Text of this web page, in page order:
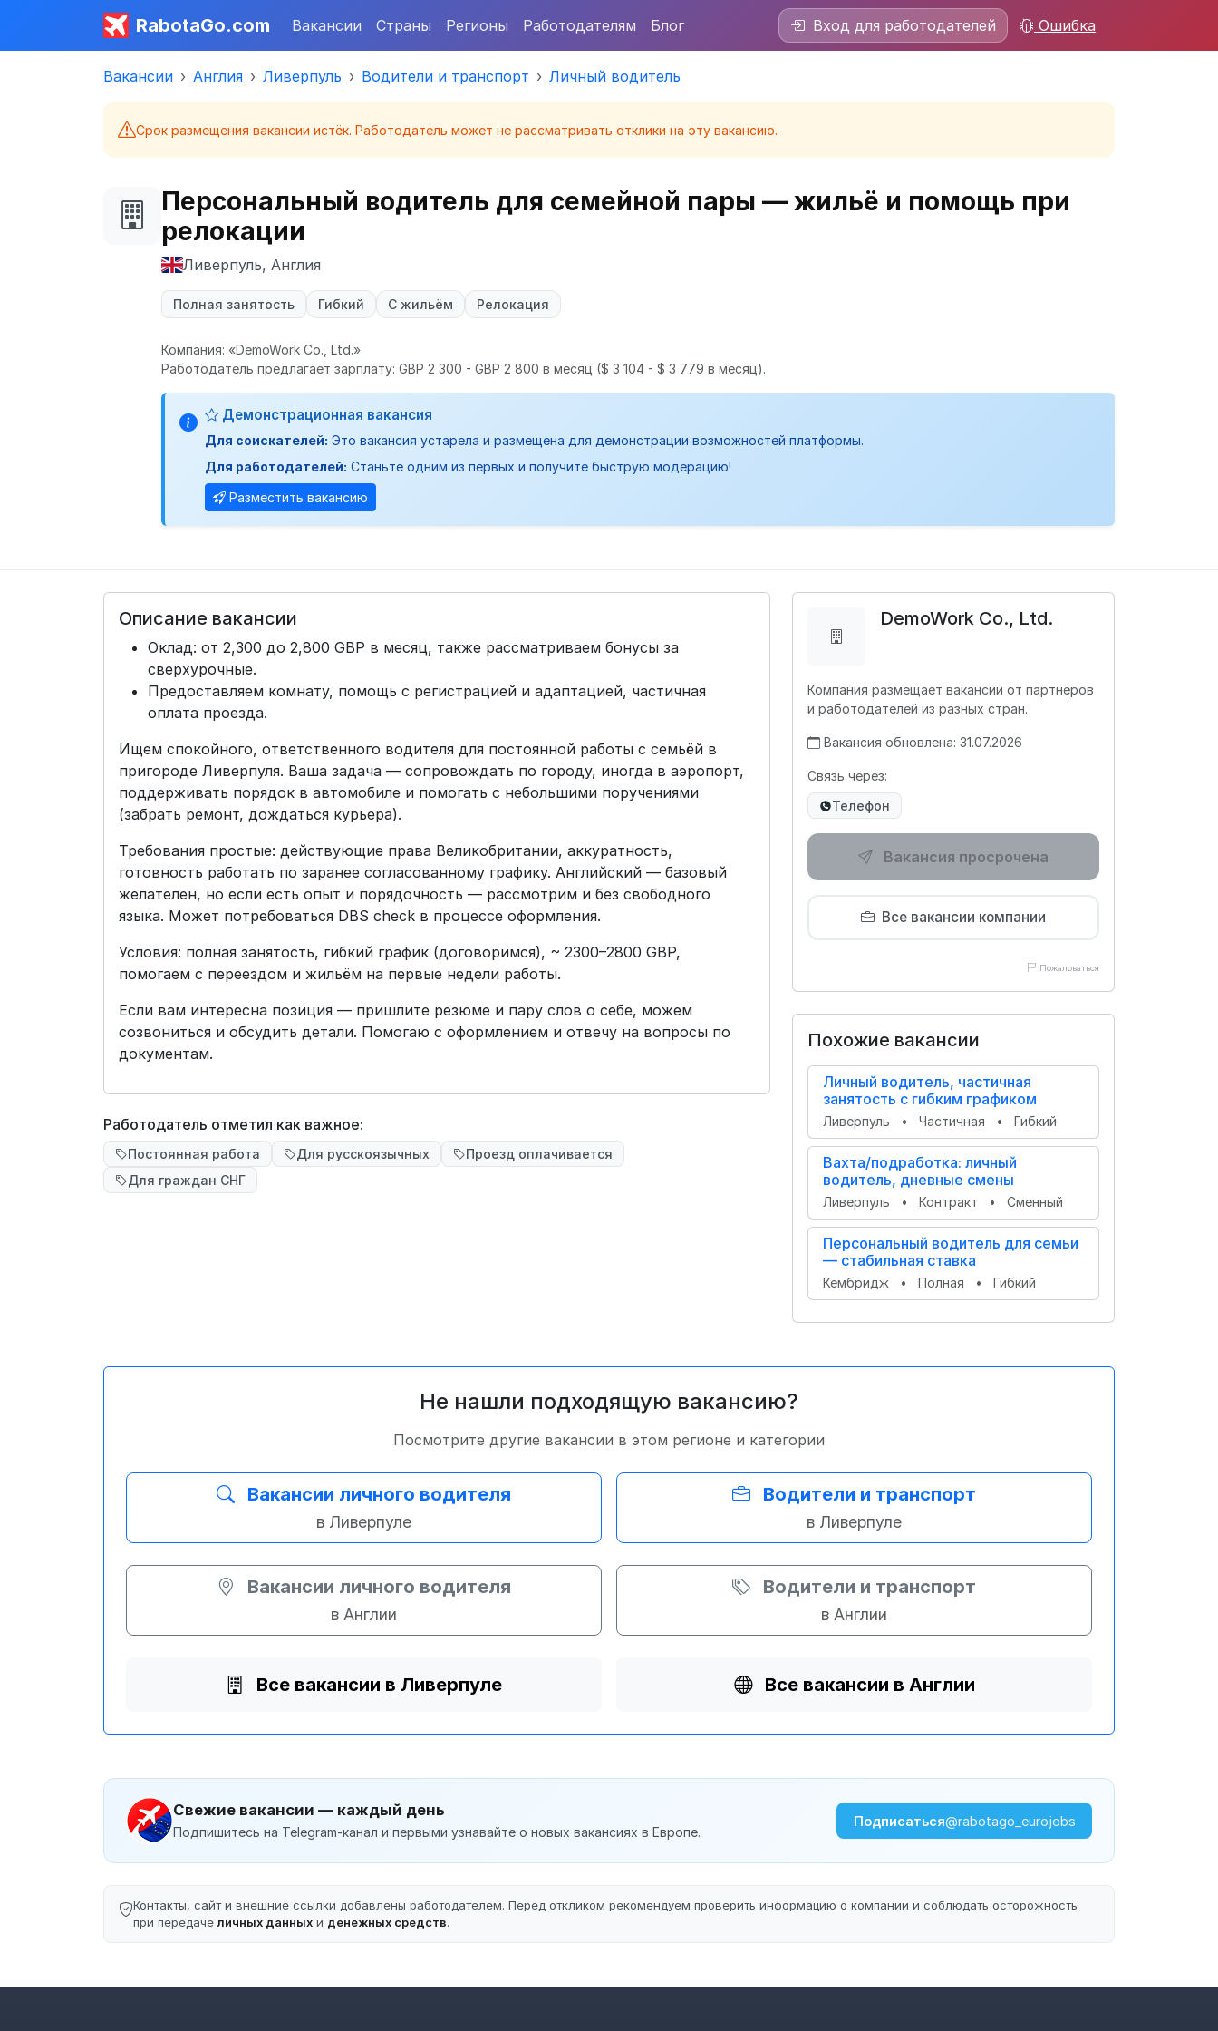
RabotaGo.com Вакансии Страны Регионы Работодателям Блог Вход для работодателей Ошибка
Вакансии Англия Ливерпуль Водители и транспорт Личный водитель
Срок размещения вакансии истёк. Работодатель может не рассматривать отклики на эту вакансию.
Персональный водитель для семейной пары — жильё и помощь при
релокации
Ливерпуль, Англия
Полная занятость Гибкий С жильём Релокация
Компания: «DemoWork Co., Ltd.»
Работодатель предлагает зарплату: GBP 2 300 - GBP 2 800 в месяц ($ 3 104 - $ 3 779 в месяц).
Демонстрационная вакансия
Для соискателей: Это вакансия устарела и размещена для демонстрации возможностей платформы.
Для работодателей: Станьте одним из первых и получите быструю модерацию!
Разместить вакансию
Описание вакансии
Оклад: от 2,300 до 2,800 GBP в месяц, также рассматриваем бонусы за
сверхурочные.
Предоставляем комнату, помощь с регистрацией и адаптацией, частичная
оплата проезда.
Ищем спокойного, ответственного водителя для постоянной работы с семьёй в
пригороде Ливерпуля. Ваша задача — сопровождать по городу, иногда в аэропорт,
поддерживать порядок в автомобиле и помогать с небольшими поручениями
(забрать ремонт, дождаться курьера).
Требования простые: действующие права Великобритании, аккуратность,
готовность работать по заранее согласованному графику. Английский — базовый
желателен, но если есть опыт и порядочность — рассмотрим и без свободного
языка. Может потребоваться DBS check в процессе оформления.
Условия: полная занятость, гибкий график (договоримся), ~ 2300–2800 GBP,
помогаем с переездом и жильём на первые недели работы.
Если вам интересна позиция — пришлите резюме и пару слов о себе, можем
созвониться и обсудить детали. Помогаю с оформлением и отвечу на вопросы по
документам.
Работодатель отметил как важное:
Постоянная работа Для русскоязычных
Проезд оплачивается
Для граждан СНГ
DemoWork Co., Ltd.
Компания размещает вакансии от партнёров
и работодателей из разных стран.
Вакансия обновлена: 31.07.2026
Связь через:
Телефон
Вакансия просрочена
Все вакансии компании
Пожаловаться
Похожие вакансии
Личный водитель, частичная
занятость с гибким графиком
Ливерпуль • Частичная • Гибкий
Вахта/подработка: личный
водитель, дневные смены
Ливерпуль • Контракт • Сменный
Персональный водитель для семьи
— стабильная ставка
Кембридж • Полная • Гибкий
Не нашли подходящую вакансию?
Посмотрите другие вакансии в этом регионе и категории
Вакансии личного водителя
в Ливерпуле
Водители и транспорт
в Ливерпуле
Вакансии личного водителя
в Англии
Водители и транспорт
в Англии
Все вакансии в Ливерпуле Все вакансии в Англии
Свежие вакансии — каждый день
Подпишитесь на Telegram-канал и первыми узнавайте о новых вакансиях в Европе.
Подписаться@rabotago_eurojobs
Контакты, сайт и внешние ссылки добавлены работодателем. Перед откликом рекомендуем проверить информацию о компании и соблюдать осторожность
при передачеличных данных и денежных средств.